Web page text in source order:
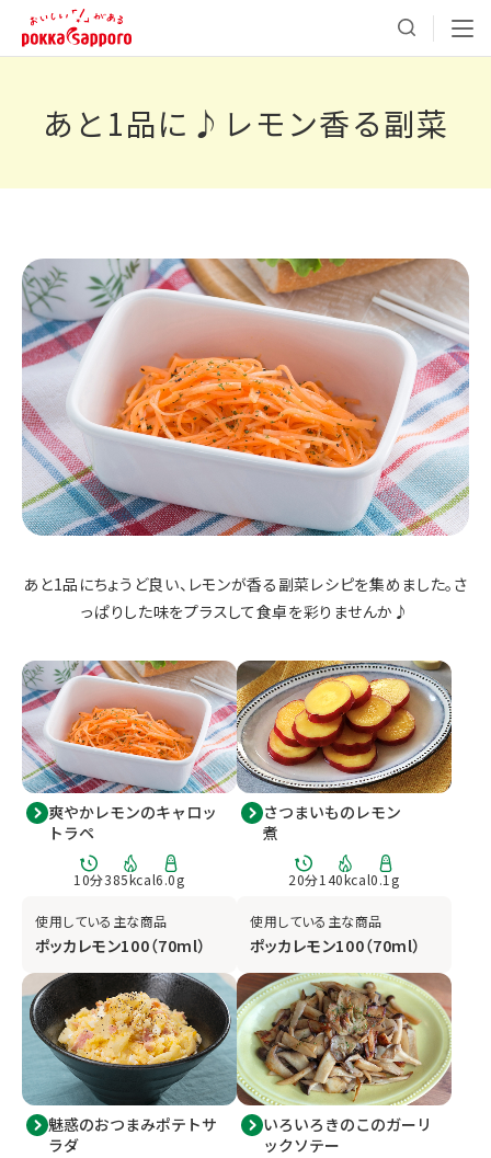
あと1品に♪レモン香る副菜
あと1品にちょうど良い、レモンが香る副菜レシピを集めました。さ
っぱりした味をプラスして食卓を彩りませんか♪
爽やかレモンのキャロッ
トラペ
10分385kcal6.0g
使用している主な商品
ポッカレモン100（70ml）
さつまいものレモン
煮
20分140kcal0.1 g
使用している主な商品
ポッカレモン100（70ml）
魅惑のおつまみポテトサ
ラダ
いろいろきのこのガーリ
ックソテー